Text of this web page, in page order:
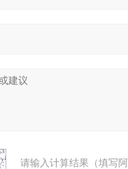
请输入计算结果（填写